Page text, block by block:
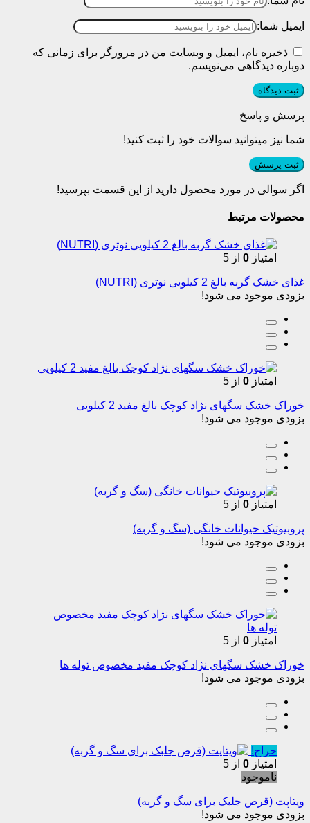
ایمیل شما:
ذخیره نام، ایمیل و وبسایت من در مرورگر برای زمانی که
دوباره دیدگاهی می‌نویسم.
پرسش و پاسخ
شما نیز میتوانید سوالات خود را ثبت کنید!
ثبت پرسش
اگر سوالی در مورد محصول دارید از این قسمت بپرسید!
محصولات مرتبط
امتیاز 0 از 5
غذای خشک گربه بالغ 2 کیلویی نوتری (NUTRI)
بزودی موجود می شود!
امتیاز 0 از 5
خوراک خشک سگهای نژاد کوچک بالغ مفید 2 کیلویی
بزودی موجود می شود!
امتیاز 0 از 5
پروبیوتیک حیوانات خانگی (سگ و گربه)
بزودی موجود می شود!
امتیاز 0 از 5
خوراک خشک سگهای نژاد کوچک مفید مخصوص توله ها
بزودی موجود می شود!
حراج!
امتیاز 0 از 5
ناموجود
ویتاپت (قرص جلبک برای سگ و گربه)
بزودی موجود می شود!